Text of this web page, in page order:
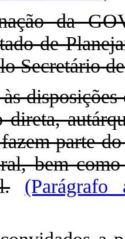
da
de
Secretário
direta,
parte
bem como